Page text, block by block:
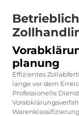
planung
Effizientes
lange vor dem
Professionelle